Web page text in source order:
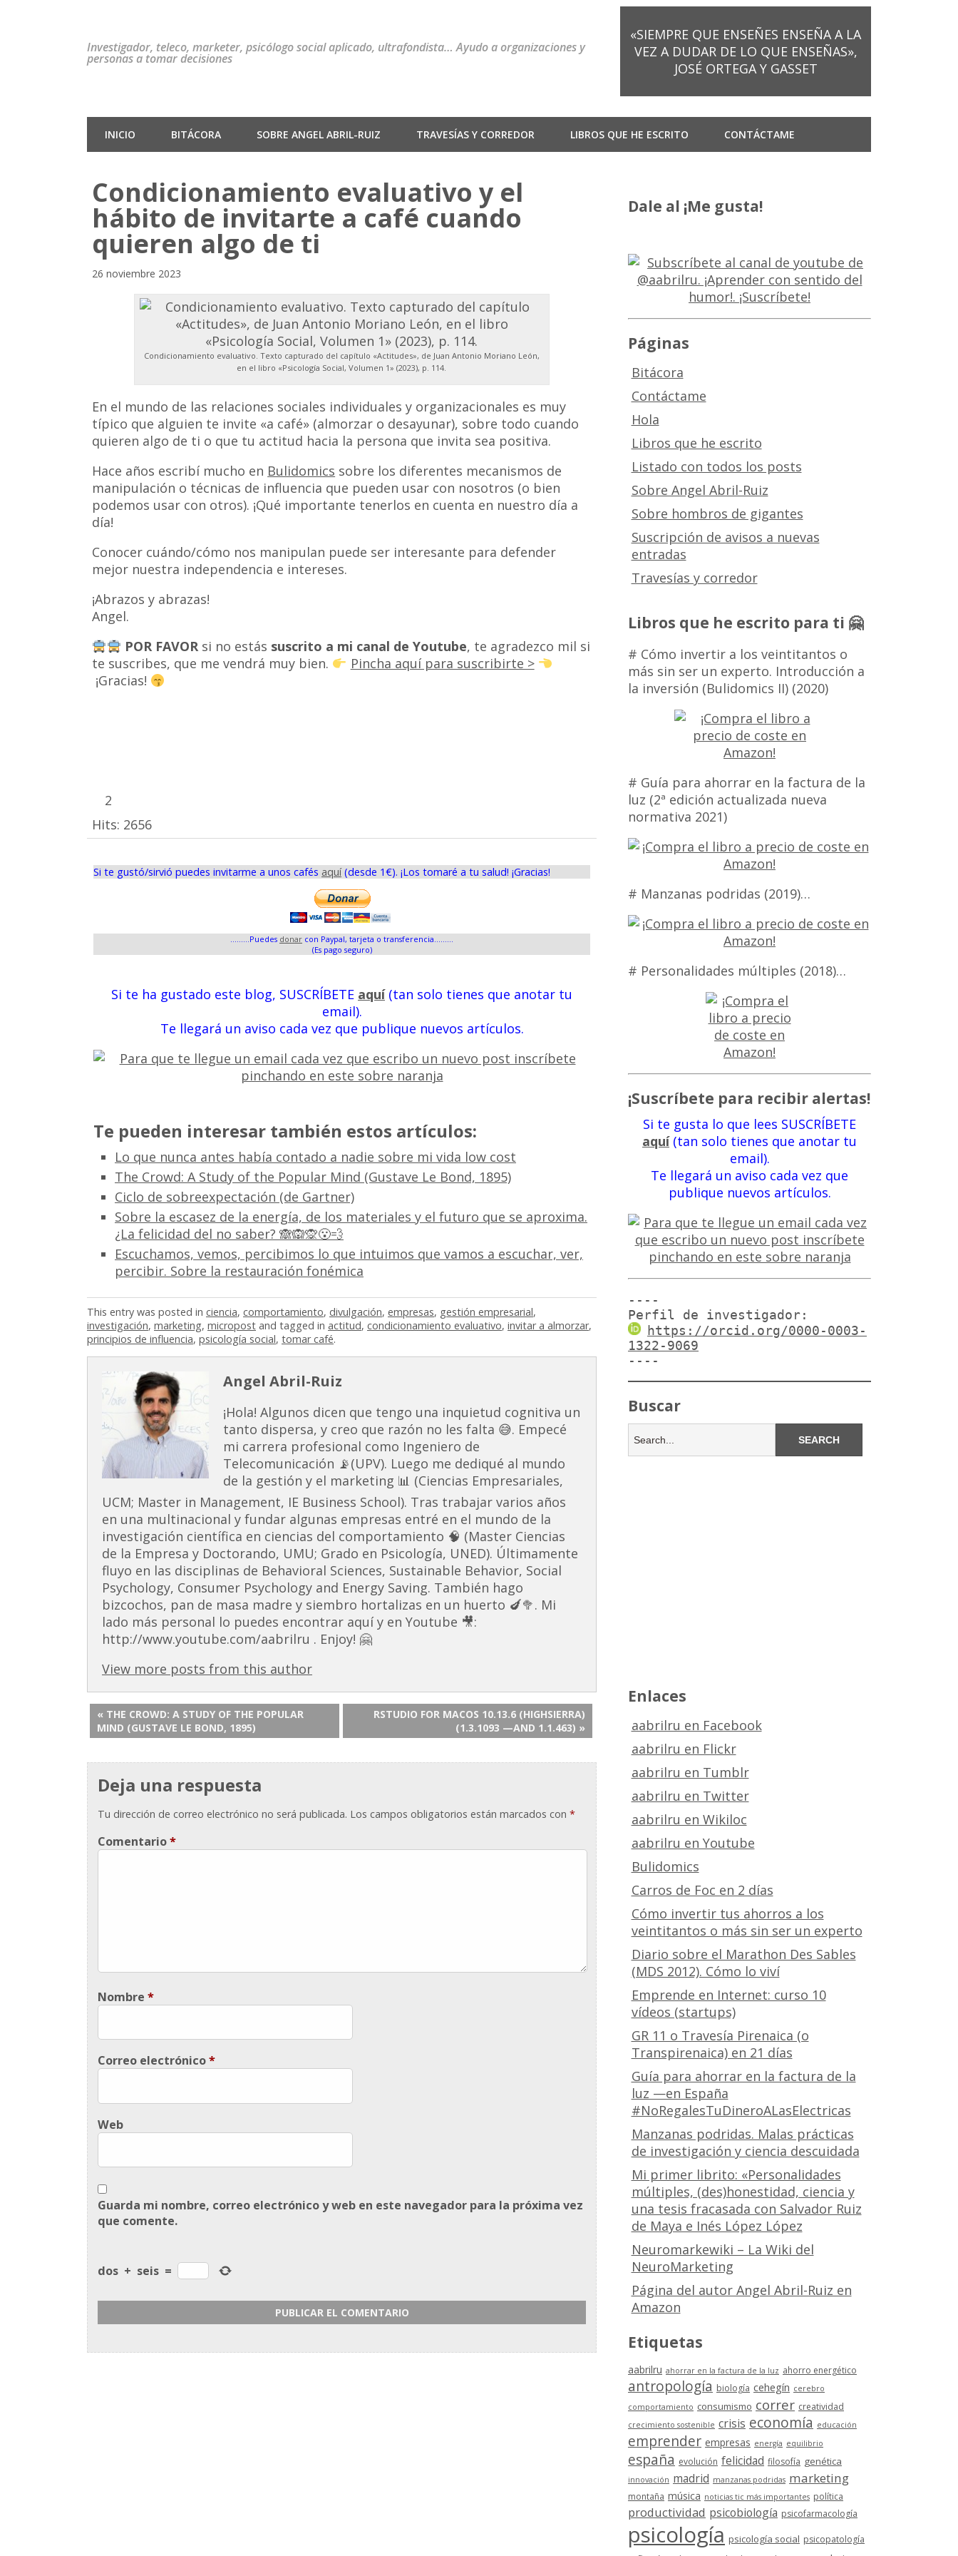
Investigador, teleco, marketer, psicólogo social aplicado, ultrafondista… Ayudo a organizaciones y
personas a tomar decisiones
«SIEMPRE QUE ENSEÑES ENSEÑA A LA
VEZ A DUDAR DE LO QUE ENSEÑAS»,
JOSÉ ORTEGA Y GASSET
INICIO BITÁCORA SOBRE ANGEL ABRIL-RUIZ TRAVESÍAS Y CORREDOR LIBROS QUE HE ESCRITO CONTÁCTAME
Condicionamiento evaluativo y el
hábito de invitarte a café cuando
quieren algo de ti
26 noviembre 2023
Condicionamiento evaluativo. Texto capturado del capítulo «Actitudes», de Juan Antonio Moriano León,
en el libro «Psicología Social, Volumen 1» (2023), p. 114.
En el mundo de las relaciones sociales individuales y organizacionales es muy
típico que alguien te invite «a café» (almorzar o desayunar), sobre todo cuando
quieren algo de ti o que tu actitud hacia la persona que invita sea positiva.
Hace años escribí mucho en Bulidomics sobre los diferentes mecanismos de
manipulación o técnicas de influencia que pueden usar con nosotros (o bien
podemos usar con otros). ¡Qué importante tenerlos en cuenta en nuestro día a
día!
Conocer cuándo/cómo nos manipulan puede ser interesante para defender
mejor nuestra independencia e intereses.
¡Abrazos y abrazas!
Angel.
POR FAVOR si no estás suscrito a mi canal de Youtube, te agradezco mil si
te suscribes, que me vendrá muy bien.
Pincha aquí para suscribirte >
¡Gracias!
2
Hits: 2656
Si te gustó/sirvió puedes invitarme a unos cafés aquí(desde 1€). ¡Los tomaré a tu salud! ¡Gracias!
.........Puedes donar con Paypal, tarjeta o transferencia.........
(Es pago seguro)
Si te ha gustado este blog, SUSCRÍBETE aquí(tan solo tienes que anotar tu
email).
Te llegará un aviso cada vez que publique nuevos artículos.
Te pueden interesar también estos artículos:
Lo que nunca antes había contado a nadie sobre mi vida low cost
The Crowd: A Study of the Popular Mind (Gustave Le Bond, 1895)
Ciclo de sobreexpectación (de Gartner)
Sobre la escasez de la energía, de los materiales y el futuro que se aproxima.
¿La felicidad del no saber? 🙈🙉🙊😮‍💨
Escuchamos, vemos, percibimos lo que intuimos que vamos a escuchar, ver,
percibir. Sobre la restauración fonémica
This entry was posted in ciencia, comportamiento, divulgación, empresas, gestión empresarial,
investigación, marketing, micropost and tagged in actitud, condicionamiento evaluativo, invitar a almorzar,
principios de influencia, psicología social, tomar café.
Angel Abril-Ruiz
¡Hola! Algunos dicen que tengo una inquietud cognitiva un
tanto dispersa, y creo que razón no les falta 😅. Empecé
mi carrera profesional como Ingeniero de
Telecomunicación 📡(UPV). Luego me dediqué al mundo
de la gestión y el marketing 📊 (Ciencias Empresariales,
UCM; Master in Management, IE Business School). Tras trabajar varios años
en una multinacional y fundar algunas empresas entré en el mundo de la
investigación científica en ciencias del comportamiento 🧠 (Master Ciencias
de la Empresa y Doctorando, UMU; Grado en Psicología, UNED). Últimamente
fluyo en las disciplinas de Behavioral Sciences, Sustainable Behavior, Social
Psychology, Consumer Psychology and Energy Saving. También hago
bizcochos, pan de masa madre y siembro hortalizas en un huerto 🍆🥦. Mi
lado más personal lo puedes encontrar aquí y en Youtube 🎥:
http://www.youtube.com/aabrilru . Enjoy! 🤗
View more posts from this author
« THE CROWD: A STUDY OF THE POPULAR
MIND (GUSTAVE LE BOND, 1895)
RSTUDIO FOR MACOS 10.13.6 (HIGHSIERRA)
(1.3.1093 —AND 1.1.463) »
Deja una respuesta
Tu dirección de correo electrónico no será publicada. Los campos obligatorios están marcados con*
Comentario*
Nombre*
Correo electrónico*
Web
Guarda mi nombre, correo electrónico y web en este navegador para la próxima vez
que comente.
dos + seis =
Dale al ¡Me gusta!
Páginas
Bitácora
Contáctame
Hola
Libros que he escrito
Listado con todos los posts
Sobre Angel Abril-Ruiz
Sobre hombros de gigantes
Suscripción de avisos a nuevas
entradas
Travesías y corredor
Libros que he escrito para ti 🤗
# Cómo invertir a los veintitantos o
más sin ser un experto. Introducción a
la inversión (Bulidomics II) (2020)
# Guía para ahorrar en la factura de la
luz (2ª edición actualizada nueva
normativa 2021)
# Manzanas podridas (2019)…
# Personalidades múltiples (2018)…
¡Suscríbete para recibir alertas!
Si te gusta lo que lees SUSCRÍBETE
aquí(tan solo tienes que anotar tu
email).
Te llegará un aviso cada vez que
publique nuevos artículos.
----
Perfil de investigador:
https://orcid.org/0000-0003-
1322-9069
----
Buscar
Enlaces
aabrilru en Facebook
aabrilru en Flickr
aabrilru en Tumblr
aabrilru en Twitter
aabrilru en Wikiloc
aabrilru en Youtube
Bulidomics
Carros de Foc en 2 días
Cómo invertir tus ahorros a los
veintitantos o más sin ser un experto
Diario sobre el Marathon Des Sables
(MDS 2012). Cómo lo viví
Emprende en Internet: curso 10
vídeos (startups)
GR 11 o Travesía Pirenaica (o
Transpirenaica) en 21 días
Guía para ahorrar en la factura de la
luz —en España
#NoRegalesTuDineroALasElectricas
Manzanas podridas. Malas prácticas
de investigación y ciencia descuidada
Mi primer librito: «Personalidades
múltiples, (des)honestidad, ciencia y
una tesis fracasada con Salvador Ruiz
de Maya e Inés López López
Neuromarkewiki – La Wiki del
NeuroMarketing
Página del autor Angel Abril-Ruiz en
Amazon
Etiquetas
aabrilru ahorrar en la factura de la luz ahorro energético
antropología biología cehegín cerebro
comportamiento consumismo correr creatividad
crecimiento sostenible crisis economía educación
emprender empresas energía equilibrio
españa evolución felicidad filosofía genética
innovación madrid manzanas podridas marketing
montaña música noticias tic más importantes política
productividad psicobiología psicofarmacología
psicología psicología social psicopatología